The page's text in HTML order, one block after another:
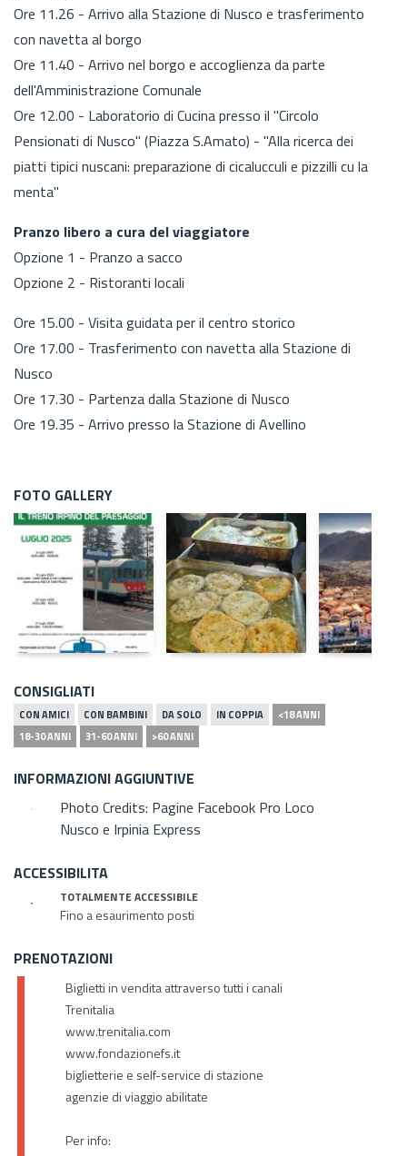
Ore 11.26 - Arrivo alla Stazione di Nusco e trasferimento
con navetta al borgo
Ore 11.40 - Arrivo nel borgo e accoglienza da parte
dell'Amministrazione Comunale
Ore 12.00 - Laboratorio di Cucina presso il "Circolo
Pensionati di Nusco" (Piazza S.Amato) - "Alla ricerca dei
piatti tipici nuscani: preparazione di cicalucculi e pizzilli cu la
menta"
Pranzo libero a cura del viaggiatore
Opzione 1 - Pranzo a sacco
Opzione 2 - Ristoranti locali
Ore 15.00 - Visita guidata per il centro storico
Ore 17.00 - Trasferimento con navetta alla Stazione di
Nusco
Ore 17.30 - Partenza dalla Stazione di Nusco
Ore 19.35 - Arrivo presso la Stazione di Avellino
FOTO GALLERY
CONSIGLIATI
CON AMICI CON BAMBINI DA SOLO IN COPPIA
<18 ANNI
18-30 ANNI
31-60 ANNI >60 ANNI
INFORMAZIONI AGGIUNTIVE
Photo Credits: Pagine Facebook Pro Loco
Nusco e Irpinia Express
ACCESSIBILITA
TOTALMENTE ACCESSIBILE
Fino a esaurimento posti
PRENOTAZIONI
Biglietti in vendita attraverso tutti i canali
Trenitalia
www.trenitalia.com
www.fondazionefs.it
biglietterie e self-service di stazione
agenzie di viaggio abilitate
Per info: